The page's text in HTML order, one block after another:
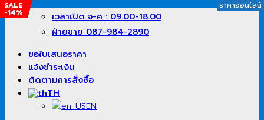
ข้าม
เนื้อหา
เวลาเปิด จ-ศ : 09.00-18.00
ฝ่ายขาย 087-984-2890
ขอใบเสนอราคา
แจ้งชำระเงิน
ติดตามการสั่งซื้อ
TH
EN
ราคาออนไลน์
SALE
-17%
ราคาออนไลน์
SALE
-1%
ราคาออนไลน์
SALE
-14%